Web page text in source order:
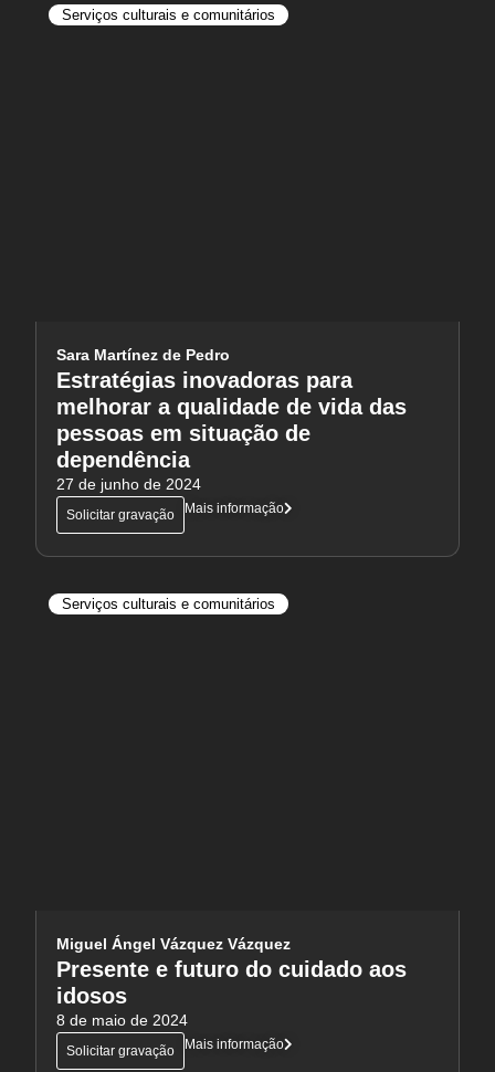
Serviços culturais e comunitários
Sara Martínez de Pedro
Estratégias inovadoras para
melhorar a qualidade de vida das
pessoas em situação de
dependência
27 de junho de 2024
Solicitar gravação Mais informação
Serviços culturais e comunitários
Miguel Ángel Vázquez Vázquez
Presente e futuro do cuidado aos
idosos
8 de maio de 2024
Solicitar gravação Mais informação